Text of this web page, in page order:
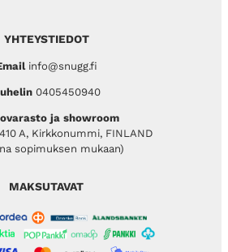
YHTEYSTIEDOT
info@snugg.fi
0405450940
ja showroom
A, Kirkkonummi, FINLAND
sopimuksen mukaan)
MAKSUTAVAT